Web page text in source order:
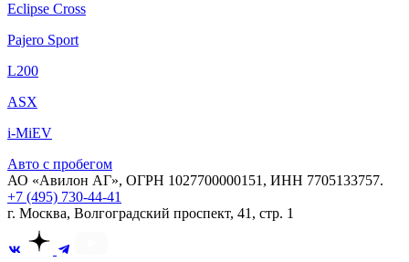
Eclipse Cross
Pajero Sport
L200
ASX
i-MiEV
Авто с пробегом
АО «Авилон АГ», ОГРН 1027700000151, ИНН 7705133757.
+7 (495) 730-44-41
г. Москва, Волгоградский проспект, 41, стр. 1